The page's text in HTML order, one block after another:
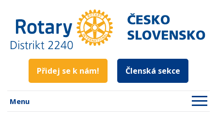
Přidej se k nám! Členská sekce
Menu